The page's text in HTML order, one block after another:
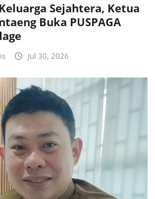
Sejahtera, Ketua
Buka PUSPAGA
Jul 30, 2026